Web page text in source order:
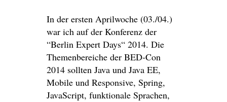
In der ersten Aprilwoche (03./04.)
war ich auf der Konferenz der
“Berlin Expert Days“ 2014. Die
Themenbereiche der BED-Con
2014 sollten Java und Java EE,
Mobile und Responsive, Spring,
JavaScript, funktionale Sprachen,